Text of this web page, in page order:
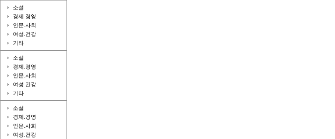
소설
경제.경영
인문.사회
여성.건강
기타
소설
경제.경영
인문.사회
여성.건강
기타
소설
경제.경영
인문.사회
여성.건강